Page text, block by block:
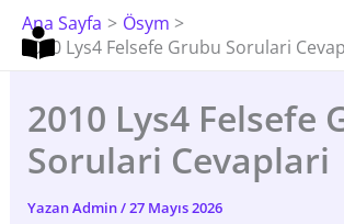
İçeriğe
Atla
Ana Sayfa
Ösym
2010 Lys4 Felsefe Grubu Sorulari
2010 Lys4 Felsefe
Sorulari Cevaplari
YazanAdmin/27 Mayıs 2026